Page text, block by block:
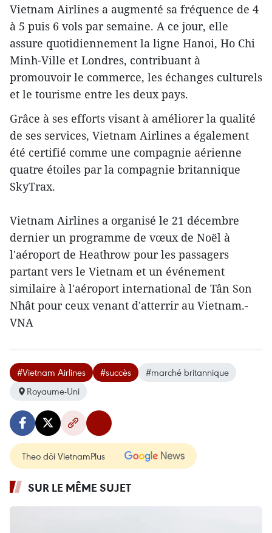
Vietnam Airlines a augmenté sa fréquence de 4
à 5 puis 6 vols par semaine. A ce jour, elle
assure quotidiennement la ligne Hanoi, Ho Chi
Minh-Ville et Londres, contribuant à
promouvoir le commerce, les échanges culturels
et le tourisme entre les deux pays.
Grâce à ses efforts visant à améliorer la qualité
de ses services, Vietnam Airlines a également
été certifié comme une compagnie aérienne
quatre étoiles par la compagnie britannique
SkyTrax.
Vietnam Airlines a organisé le 21 décembre
dernier un programme de vœux de Noël à
l'aéroport de Heathrow pour les passagers ​
partant vers le Vietnam et un événement
similaire à l'aéroport international de Tân Son
Nhât pour ​ceux venant d'atterrir au Vietnam.-
VNA
#Vietnam Airlines #succès
#marché britannique
Royaume-Uni
Theo dõi VietnamPlus
SUR LE MÊME SUJET